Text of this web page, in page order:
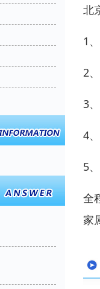
北
1
2
3
4
5
全
家